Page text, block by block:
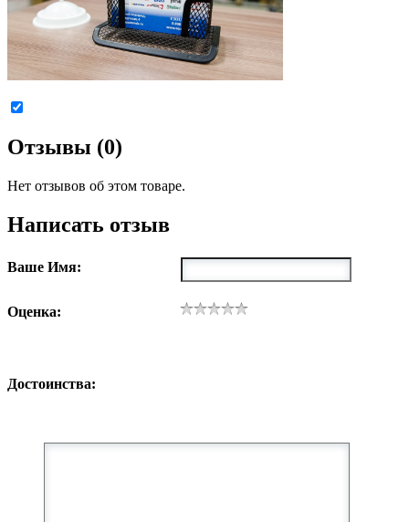
Отзывы (0)
Нет отзывов об этом товаре.
Написать отзыв
Ваше Имя:
Оценка:
Достоинства: